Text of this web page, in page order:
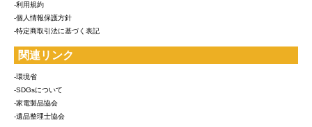
-利用規約
-個人情報保護方針
-特定商取引法に基づく表記
関連リンク
-環境省
-SDGsについて
-家電製品協会
-遺品整理士協会